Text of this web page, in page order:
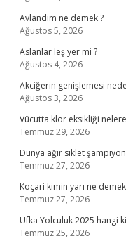
Avlandım ne demek ?
Ağustos 5, 2026
Aslanlar leş yer mi ?
Ağustos 4, 2026
Akciğerin genişlemesi
Ağustos 3, 2026
Vücutta klor eksikliği
Temmuz 29, 2026
Dünya ağır sıklet
Temmuz 27, 2026
Koçari kimin yarı ne
Temmuz 27, 2026
Ufka Yolculuk 2025 hangi
Temmuz 25, 2026